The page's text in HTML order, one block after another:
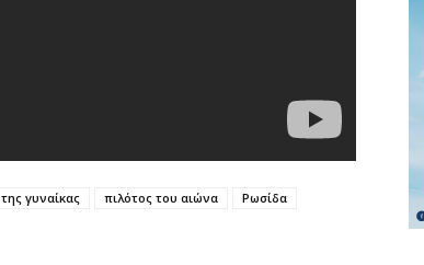
γυναίκας πιλότος του αιώνα
Ρωσίδα